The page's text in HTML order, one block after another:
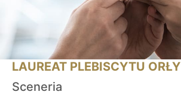
LAUREAT PLEBISCYTU ORŁY
Sceneria